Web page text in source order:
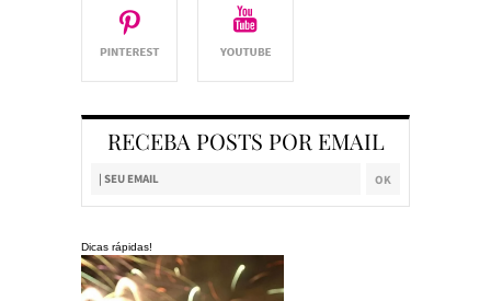
RECEBA POSTS POR EMAIL
Dicas rápidas!